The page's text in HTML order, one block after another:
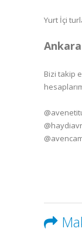
Yurt İçi
Ankara
Bizi takip